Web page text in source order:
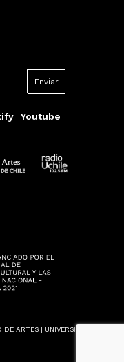
Youtube
ARTES | UNIVERSIDAD DE